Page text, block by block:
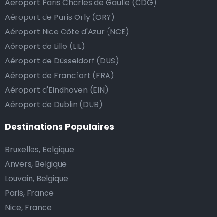
le prix de la course au montant supérieur, ou de dire
au chauffeur de ne pas rendre la monnaie après lui
avoir donné un billet plus élevé que le prix de la
course.
Combien coûte une navette d’aéroport à
Voghera?
L’un des plus gros avantages des transports
pour votre navette.
Contrairement aux taxis traditionnels, nous n’ajoutons
pas de frais supplémentaires au prix d’une course en
chercher ou pour l’attente si votre vol a du retard.
Aéroport Paris Charles de Gaulle (CDG)
Aéroport de Paris Orly (ORY)
Aéroport Nice Côte d'Azur (NCE)
Aéroport de Lille (LIL)
Aéroport de Düsseldorf (DUS)
Aéroport de Francfort (FRA)
Aéroport d'Eindhoven (EIN)
Aéroport de Dublin (DUB)
Destinations Populaires
Bruxelles, Belgique
Anvers, Belgique
Louvain, Belgique
Paris, France
Nice, France